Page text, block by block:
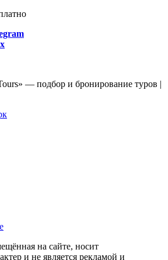
— подбор и бронирование туров |
на сайте, носит
и не является рекламой и